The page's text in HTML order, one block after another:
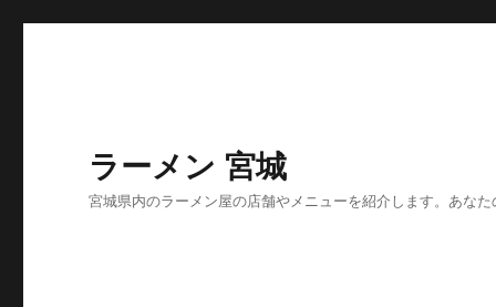
ラーメン 宮城
宮城県内のラーメン屋の店舗やメニューを紹介します。あな